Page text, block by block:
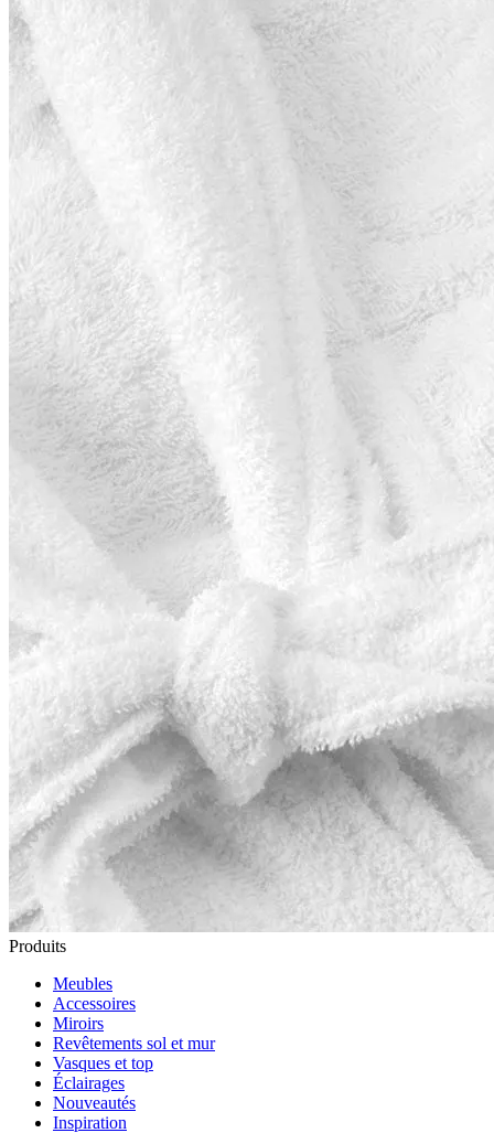
Produits
Meubles
Accessoires
Miroirs
Revêtements sol et mur
Vasques et top
Éclairages
Nouveautés
Inspiration